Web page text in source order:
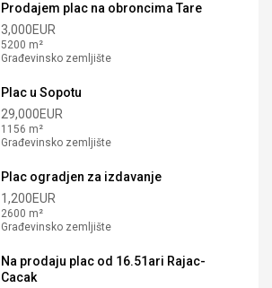
Prodajem plac na obroncima Tare
3,000EUR
5200 m²
Građevinsko zemljište
Plac u Sopotu
29,000EUR
1156 m²
Građevinsko zemljište
Plac ogradjen za izdavanje
1,200EUR
2600 m²
Građevinsko zemljište
Na prodaju plac od 16.51ari Rajac-
Cacak